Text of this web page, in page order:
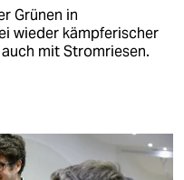
Grünen in
wieder kämpferischer
mit Stromriesen.